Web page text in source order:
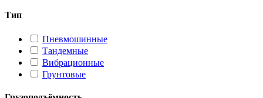
Тип
Пневмошинные
Тандемные
Вибрационные
Грунтовые